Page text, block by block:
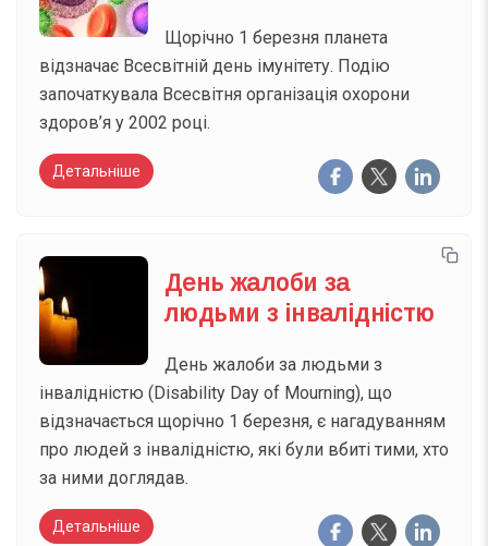
Щорічно 1 березня планета
відзначає Всесвітній день імунітету. Подію
започаткувала Всесвітня організація охорони
здоров’я у 2002 році.
Детальніше
День жалоби за
людьми з інвалідністю
День жалоби за людьми з
інвалідністю (Disability Day of Mourning), що
відзначається щорічно 1 березня, є нагадуванням
про людей з інвалідністю, які були вбиті тими, хто
за ними доглядав.
Детальніше